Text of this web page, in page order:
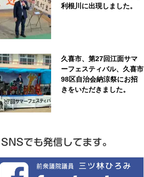
利根川に出現しました。
久喜市、第27回江面サマ
ーフェスティバル、久喜市
98区自治会納涼祭にお招
きをいただきました。
SNSでも発信してます。